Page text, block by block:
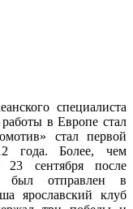
специалиста
в Европе стал
стал первой
года. Более, чем
сентября после
был отправлен в
ярославский клуб